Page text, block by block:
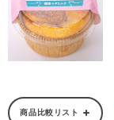
商品比較リスト